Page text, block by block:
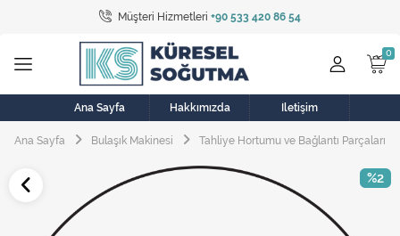
Müşteri Hizmetleri +90 533 420 86 54
Tüm Kategoriler
Bulaşık Makinesi
Buzdolabı
Çamaşır Kurutma Makinesi
Ana Sayfa Hakkımızda İletişim
Ana Sayfa Bulaşık Makinesi Tahliye Hortumu ve Bağlantı Parçaları
%2